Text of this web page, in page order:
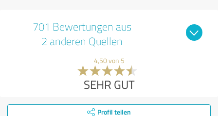
701 Bewertungen aus
2 anderen Quellen
4,50 von 5
SEHR GUT
Profil teilen